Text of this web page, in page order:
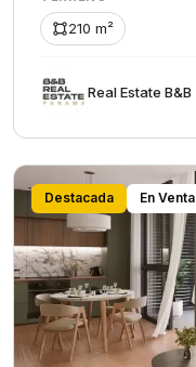
210 m²
Rеаl Еstаtе В&В
Destacada En Venta